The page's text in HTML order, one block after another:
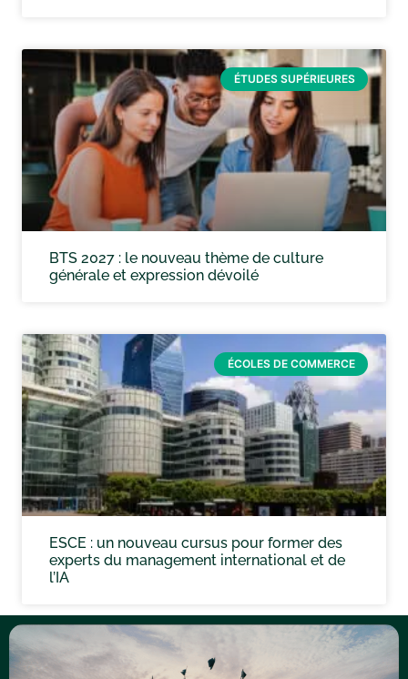
ÉTUDES SUPÉRIEURES
BTS 2027 : le nouveau thème de culture
générale et expression dévoilé
ÉCOLES DE COMMERCE
ESCE : un nouveau cursus pour former des
experts du management international et de
l’IA